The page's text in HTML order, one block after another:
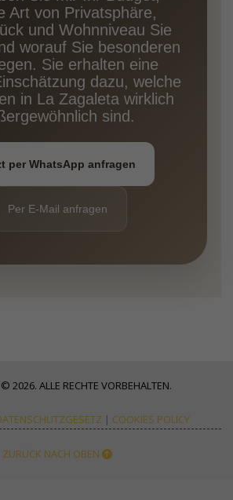
Art von Privatsphäre,
und Wohnniveau Sie
worauf Sie besonderen
Sie erhalten eine
dazu, welche
in La Zagaleta wirklich
sind.
per WhatsApp anfragen
Per E-Mail anfragen
2026. ALLE RECHTE VORBEHALTEN.
| COOKIES POLICY
ZURÜCK NACH OBEN